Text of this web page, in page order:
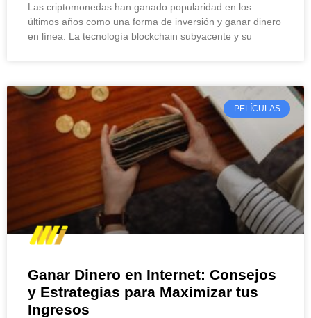
Las criptomonedas han ganado popularidad en los
últimos años como una forma de inversión y ganar dinero
en línea. La tecnología blockchain subyacente y su
PELÍCULAS
Ganar Dinero en Internet: Consejos
y Estrategias para Maximizar tus
Ingresos